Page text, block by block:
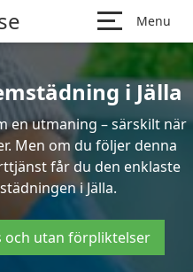
Menu
i Jälla
en utmaning – särskilt när
Men om du följer denna
får du den enklaste
i Jälla.
och utan förpliktelser